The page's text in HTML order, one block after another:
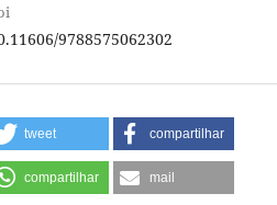
9788575062302
tweet compartilhar
compartilhar mail